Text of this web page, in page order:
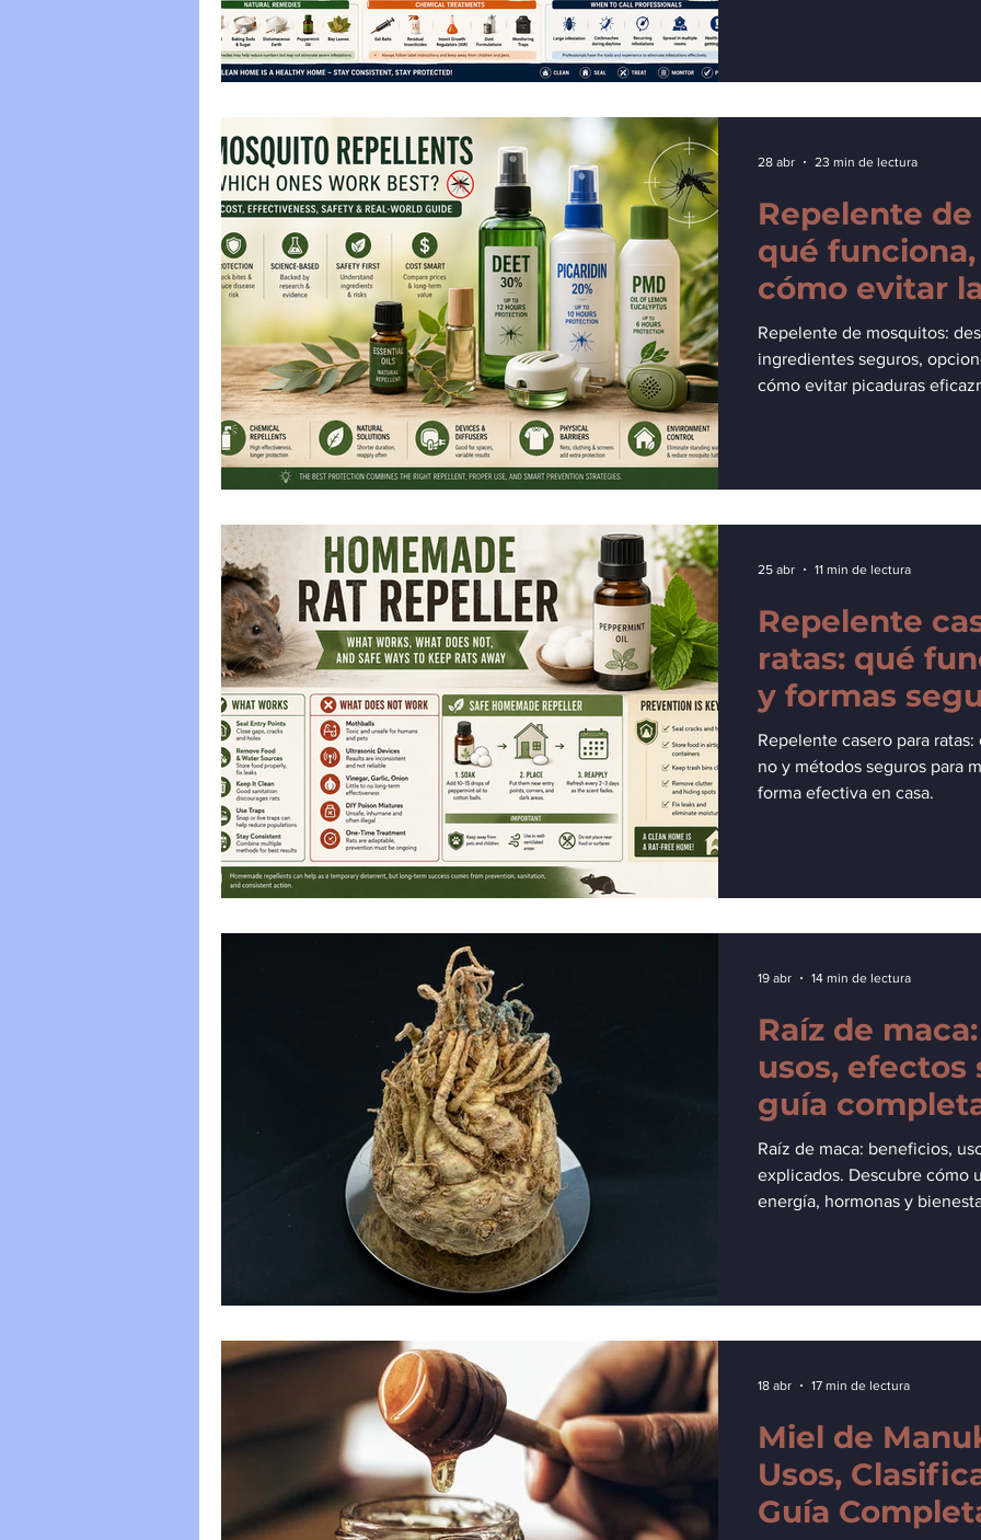
Repelente
qué
cómo evitar
Repelente de mosquitos:
ingredientes seguros,
cómo evitar picaduras
28 abr 23 min de lectura
Repelente
ratas: qué
y formas
mantener
ratas.
Repelente casero para
no y métodos seguros para
forma efectiva en casa.
25 abr 11 min de lectura
Raíz de
usos, efectos
guía
seguridad.
Raíz de maca: beneficios,
explicados. Descubre cómo
energía, hormonas y
19 abr 14 min de lectura
Miel de
Usos,
Guía
18 abr 17 min de lectura